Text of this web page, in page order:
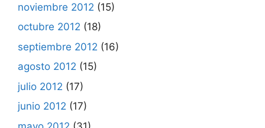
noviembre 2012 (15)
octubre 2012 (18)
septiembre 2012 (16)
agosto 2012 (15)
julio 2012 (17)
junio 2012 (17)